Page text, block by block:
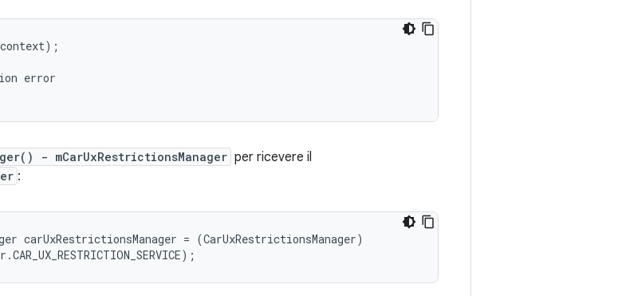
error
- mCarUxRestrictionsManager per ricevere il
:
carUxRestrictionsManager = (CarUxRestrictionsManager)